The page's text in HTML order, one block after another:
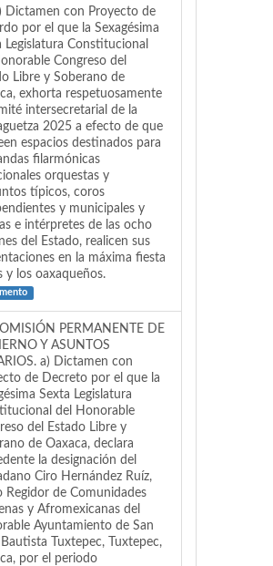
Dictamen con Proyecto de
por el que la Sexagésima
Legislatura Constitucional
Congreso del
Libre y Soberano de
exhorta respetuosamente
intersecretarial de la
2025 a efecto de que
espacios destinados para
filarmónicas
orquestas y
típicos, coros
y municipales y
e intérpretes de las ocho
del Estado, realicen sus
en la máxima fiesta
y los oaxaqueños.
PERMANENTE DE
Y ASUNTOS
a) Dictamen con
de Decreto por el que la
Sexta Legislatura
del Honorable
del Estado Libre y
de Oaxaca, declara
la designación del
Ciro Hernández Ruíz,
Regidor de Comunidades
y Afromexicanas del
Ayuntamiento de San
Tuxtepec, Tuxtepec,
por el periodo